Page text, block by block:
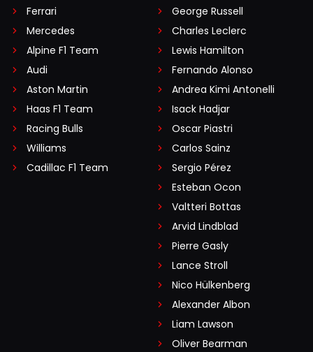
Ferrari
Mercedes
Alpine F1 Team
Audi
Aston Martin
Haas F1 Team
Racing Bulls
Williams
Cadillac F1 Team
George Russell
Charles Leclerc
Lewis Hamilton
Fernando Alonso
Andrea Kimi Antonelli
Isack Hadjar
Oscar Piastri
Carlos Sainz
Sergio Pérez
Esteban Ocon
Valtteri Bottas
Arvid Lindblad
Pierre Gasly
Lance Stroll
Nico Hülkenberg
Alexander Albon
Liam Lawson
Oliver Bearman